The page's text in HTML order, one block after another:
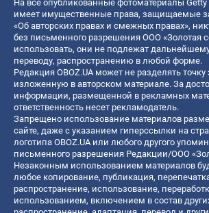
На все опубликованные фотоматериалы
имеет имущественные права, защищаемые
«Об авторских правах и смежных правах»,
без письменного разрешения ООО «Золотая
использовать, они не подлежат
переводу, распространению в любой форме.
Редакция OBOZ.UA может не разделять точку
изложенную в авторском материале. За
информации, размещенной в рекламных
ответственность несет рекламодатель.
Запрещено использование материалов
сайте, даже с указанием гиперссылки на
логотипа OBOZ.UA или любого другого
письменного разрешения Редакции/ООО
Незаконным использованием материалов
любое копирование, публикация,
распространение, использование,
использованием, включением в состав